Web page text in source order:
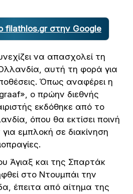
filathlos.gr στην Google
να απασχολεί τη
αυτή τη φορά για
Όπως αναφέρει η
ο πρώην διεθνής
εκδόθηκε από το
όπου θα εκτίσει ποινή
εμπλοκή σε διακίνηση
Άγιαξ και της Σπαρτάκ
στο Ντουμπάι την
έπειτα από αίτημα της